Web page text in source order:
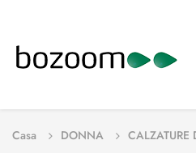
Casa DONNA